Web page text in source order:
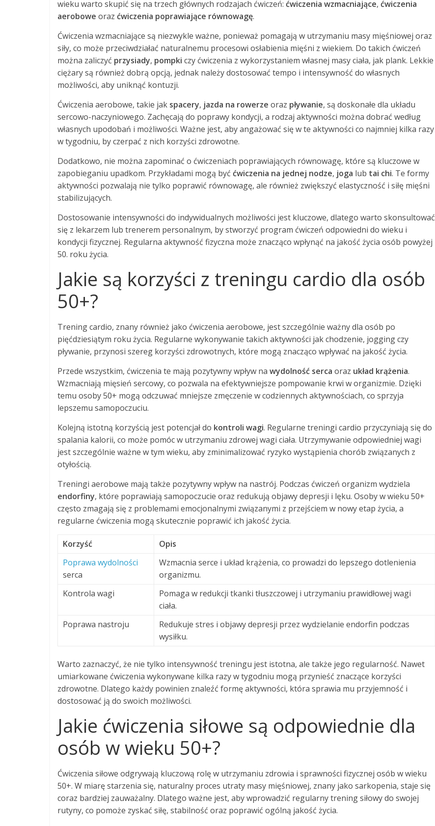
wieku warto skupić się na trzech głównych rodzajach ćwiczeń: ćwiczenia wzmacniające, ćwiczenia
aerobowe oraz ćwiczenia poprawiające równowagę.
Ćwiczenia wzmacniające są niezwykle ważne, ponieważ pomagają w utrzymaniu masy mięśniowej oraz
siły, co może przeciwdziałać naturalnemu procesowi osłabienia mięśni z wiekiem. Do takich ćwiczeń
można zaliczyć przysiady, pompki czy ćwiczenia z wykorzystaniem własnej masy ciała, jak plank. Lekkie
ciężary są również dobrą opcją, jednak należy dostosować tempo i intensywność do własnych
możliwości, aby uniknąć kontuzji.
Ćwiczenia aerobowe, takie jak spacery, jazda na rowerze oraz pływanie, są doskonałe dla układu
sercowo-naczyniowego. Zachęcają do poprawy kondycji, a rodzaj aktywności można dobrać według
własnych upodobań i możliwości. Ważne jest, aby angażować się w te aktywności co najmniej kilka razy
w tygodniu, by czerpać z nich korzyści zdrowotne.
Dodatkowo, nie można zapominać o ćwiczeniach poprawiających równowagę, które są kluczowe w
zapobieganiu upadkom. Przykładami mogą być ćwiczenia na jednej nodze, joga lub tai chi. Te formy
aktywności pozwalają nie tylko poprawić równowagę, ale również zwiększyć elastyczność i siłę mięśni
stabilizujących.
Dostosowanie intensywności do indywidualnych możliwości jest kluczowe, dlatego warto skonsultować
się z lekarzem lub trenerem personalnym, by stworzyć program ćwiczeń odpowiedni do wieku i
kondycji fizycznej. Regularna aktywność fizyczna może znacząco wpłynąć na jakość życia osób powyżej
50. roku życia.
Jakie są korzyści z treningu cardio dla osób
50+?
Trening cardio, znany również jako ćwiczenia aerobowe, jest szczególnie ważny dla osób po
pięćdziesiątym roku życia. Regularne wykonywanie takich aktywności jak chodzenie, jogging czy
pływanie, przynosi szereg korzyści zdrowotnych, które mogą znacząco wpływać na jakość życia.
Przede wszystkim, ćwiczenia te mają pozytywny wpływ na wydolność serca oraz układ krążenia.
Wzmacniają mięsień sercowy, co pozwala na efektywniejsze pompowanie krwi w organizmie. Dzięki
temu osoby 50+ mogą odczuwać mniejsze zmęczenie w codziennych aktywnościach, co sprzyja
lepszemu samopoczuciu.
Kolejną istotną korzyścią jest potencjał do kontroli wagi. Regularne treningi cardio przyczyniają się do
spalania kalorii, co może pomóc w utrzymaniu zdrowej wagi ciała. Utrzymywanie odpowiedniej wagi
jest szczególnie ważne w tym wieku, aby zminimalizować ryzyko wystąpienia chorób związanych z
otyłością.
Treningi aerobowe mają także pozytywny wpływ na nastrój. Podczas ćwiczeń organizm wydziela
endorfiny, które poprawiają samopoczucie oraz redukują objawy depresji i lęku. Osoby w wieku 50+
często zmagają się z problemami emocjonalnymi związanymi z przejściem w nowy etap życia, a
regularne ćwiczenia mogą skutecznie poprawić ich jakość życia.
Korzyść
Opis
Poprawa wydolności
serca
Wzmacnia serce i układ krążenia, co prowadzi do lepszego dotlenienia
organizmu.
Kontrola wagi
Pomaga w redukcji tkanki tłuszczowej i utrzymaniu prawidłowej wagi
ciała.
Poprawa nastroju
Redukuje stres i objawy depresji przez wydzielanie endorfin podczas
wysiłku.
Warto zaznaczyć, że nie tylko intensywność treningu jest istotna, ale także jego regularność. Nawet
umiarkowane ćwiczenia wykonywane kilka razy w tygodniu mogą przynieść znaczące korzyści
zdrowotne. Dlatego każdy powinien znaleźć formę aktywności, która sprawia mu przyjemność i
dostosować ją do swoich możliwości.
Jakie ćwiczenia siłowe są odpowiednie dla
osób w wieku 50+?
Ćwiczenia siłowe odgrywają kluczową rolę w utrzymaniu zdrowia i sprawności fizycznej osób w wieku
50+. W miarę starzenia się, naturalny proces utraty masy mięśniowej, znany jako sarkopenia, staje się
coraz bardziej zauważalny. Dlatego ważne jest, aby wprowadzić regularny trening siłowy do swojej
rutyny, co pomoże zyskać siłę, stabilność oraz poprawić ogólną jakość życia.